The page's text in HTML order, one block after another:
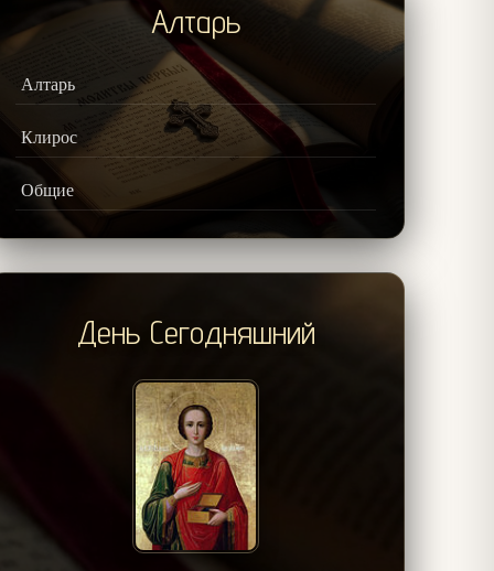
Алтарь
Алтарь
Клирос
Общие
День Сегодняшний